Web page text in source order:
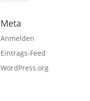
Meta
Anmelden
Eintrags-Feed
WordPress.org